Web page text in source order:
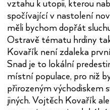
vztahu k utopii, kterou
spočívající v nastolení
měli bychom dopřát
Ostravě tématu hrdiny
Kovařík není zdaleka
Snad je to lokální
místní populace, pro niž
přirozeným východiskem
jiných. Vojtěch Kovařík